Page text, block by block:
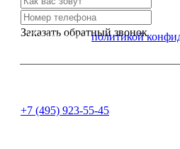
Заказать обратный звонок
Я согласен сполитикой
+7 (495) 923-55-45